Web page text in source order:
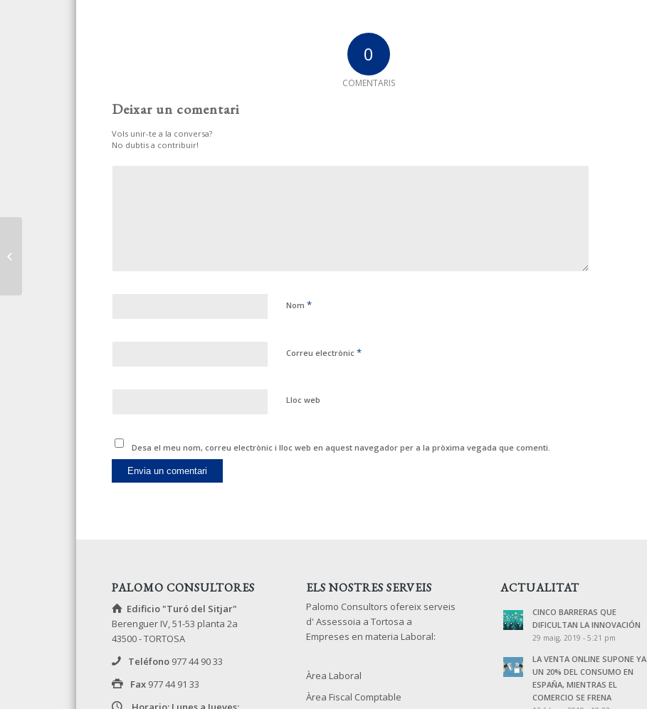
0
COMENTARIS
Deixar un comentari
Vols unir-te a la conversa?
No dubtis a contribuir!
Nom *
Correu electrònic *
Lloc web
Desa el meu nom, correu electrònic i lloc web en aquest navegador per a la pròxima vegada que comenti.
PALOMO CONSULTORES
Edificio "Turó del Sitjar"
Berenguer IV, 51-53 planta 2a
43500 - TORTOSA
Teléfono977 44 90 33
Fax977 44 91 33
ELS NOSTRES SERVEIS
Palomo Consultors ofereix serveis
d' Assessoia a Tortosa a
Empreses en materia Laboral:
Àrea Laboral
Àrea Fiscal Comptable
ACTUALITAT
CINCO BARRERAS QUE
DIFICULTAN LA INNOVACIÓN
29 maig, 2019 - 5:21 pm
LA VENTA ONLINE SUPONE YA
UN 20% DEL CONSUMO EN
ESPAÑA, MIENTRAS EL
COMERCIO SE FRENA